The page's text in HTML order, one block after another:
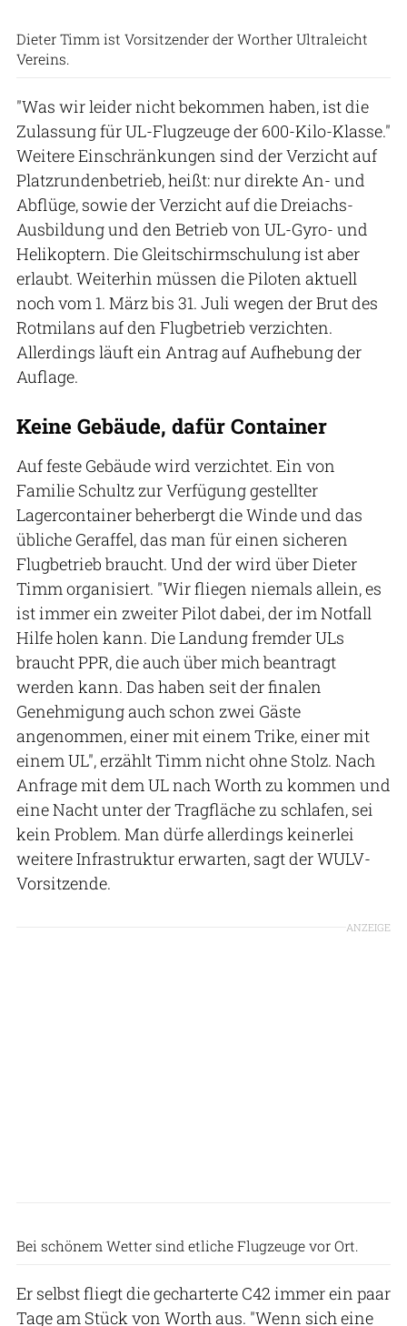
Dieter Timm ist Vorsitzender der Worther Ultraleicht
Vereins.
"Was wir leider nicht bekommen haben, ist die
Zulassung für UL-Flugzeuge der 600-Kilo-Klasse."
Weitere Einschränkungen sind der Verzicht auf
Platzrundenbetrieb, heißt: nur direkte An- und
Abflüge, sowie der Verzicht auf die Dreiachs-
Ausbildung und den Betrieb von UL-Gyro- und
Helikoptern. Die Gleitschirmschulung ist aber
erlaubt. Weiterhin müssen die Piloten aktuell
noch vom 1. März bis 31. Juli wegen der Brut des
Rotmilans auf den Flugbetrieb verzichten.
Allerdings läuft ein Antrag auf Aufhebung der
Auflage.
Keine Gebäude, dafür Container
Auf feste Gebäude wird verzichtet. Ein von
Familie Schultz zur Verfügung gestellter
Lagercontainer beherbergt die Winde und das
übliche Geraffel, das man für einen sicheren
Flugbetrieb braucht. Und der wird über Dieter
Timm organisiert. "Wir fliegen niemals allein, es
ist immer ein zweiter Pilot dabei, der im Notfall
Hilfe holen kann. Die Landung fremder ULs
braucht PPR, die auch über mich beantragt
werden kann. Das haben seit der finalen
Genehmigung auch schon zwei Gäste
angenommen, einer mit einem Trike, einer mit
einem UL", erzählt Timm nicht ohne Stolz. Nach
Anfrage mit dem UL nach Worth zu kommen und
eine Nacht unter der Tragfläche zu schlafen, sei
kein Problem. Man dürfe allerdings keinerlei
weitere Infrastruktur erwarten, sagt der WULV-
Vorsitzende.
ANZEIGE
Bei schönem Wetter sind etliche Flugzeuge vor Ort.
Er selbst fliegt die gecharterte C42 immer ein paar
Tage am Stück von Worth aus. "Wenn sich eine